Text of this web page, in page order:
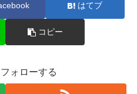
はてブ
コピー
ォローする